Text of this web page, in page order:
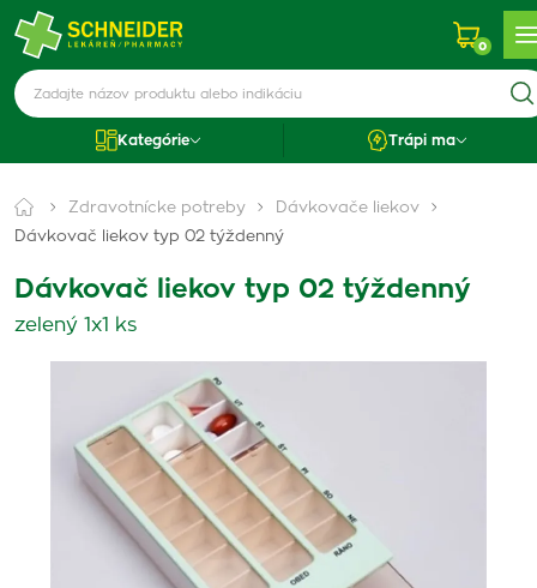
0
Kategórie Trápi ma
Zdravotnícke potreby
Dávkovače liekov
Dávkovač liekov typ 02 týždenný
Dávkovač liekov typ 02 týždenný
zelený 1x1 ks